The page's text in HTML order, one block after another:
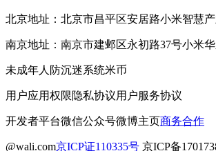
北京地址：北京市昌平区安居路小米智慧产
南京地址：南京市建邺区永初路37号小米
未成年人防沉迷系统米币
用户应用权限隐私协议用户服务协议
开发者平台微信公众号微博主页商务合作
@wali.com京ICP证110335号 京ICP备